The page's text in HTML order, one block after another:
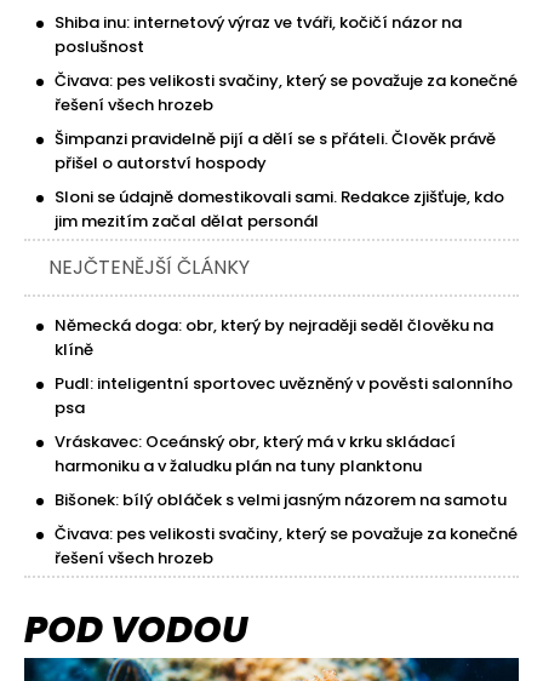
Shiba inu: internetový výraz ve tváři, kočičí názor na
poslušnost
Čivava: pes velikosti svačiny, který se považuje za konečné
řešení všech hrozeb
Šimpanzi pravidelně pijí a dělí se s přáteli. Člověk právě
přišel o autorství hospody
Sloni se údajně domestikovali sami. Redakce zjišťuje, kdo
jim mezitím začal dělat personál
NEJČTENĚJŠÍ ČLÁNKY
Německá doga: obr, který by nejraději seděl člověku na
klíně
Pudl: inteligentní sportovec uvězněný v pověsti salonního
psa
Vráskavec: Oceánský obr, který má v krku skládací
harmoniku a v žaludku plán na tuny planktonu
Bišonek: bílý obláček s velmi jasným názorem na samotu
Čivava: pes velikosti svačiny, který se považuje za konečné
řešení všech hrozeb
POD VODOU